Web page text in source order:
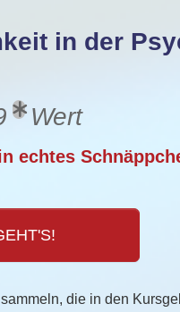
in der
Wert
echtes
die in den